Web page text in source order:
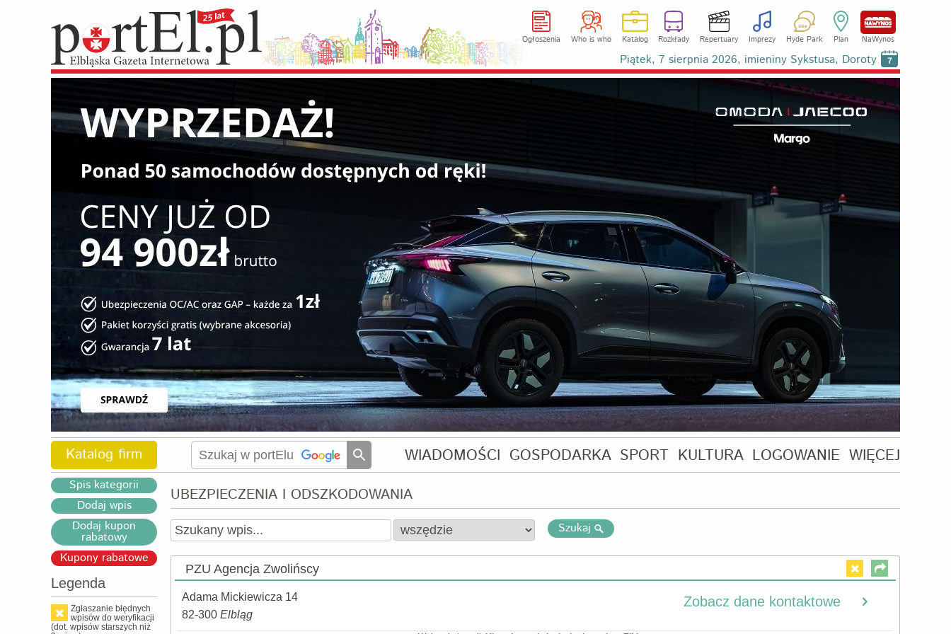
Ogłoszenia Who is who Katalog Rozkłady Repertuary Imprezy Hyde Park Plan NaWynos
Piątek, 7 sierpnia 2026, imieniny Sykstusa, Doroty 7
Katalog firm WIADOMOŚCI GOSPODARKA SPORT KULTURA LOGOWANIE WIĘCEJ
Spis kategorii
Dodaj wpis
Dodaj kupon
rabatowy
Kupony rabatowe
Legenda
Zgłaszanie błędnych
wpisów do weryfikacji
(dot. wpisów starszych niż
UBEZPIECZENIA I ODSZKODOWANIA
Szukaj
PZU Agencja Zwolińscy
Adama Mickiewicza 14
82-300 Elbląg
Zobacz dane kontaktowe